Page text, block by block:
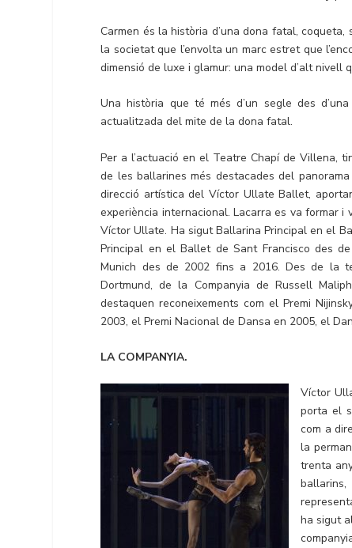
Carmen és la història d’una dona fatal,
la societat que l’envolta un marc estret que
dimensió de luxe i glamur: una model d’alt nivell
Una història que té més d’un segle des
actualitzada del mite de la dona fatal.
Per a l’actuació en el Teatre Chapí de Villena,
de les ballarines més destacades del
direcció artística del Víctor Ullate Ballet,
experiència internacional. Lacarra es va formar
Víctor Ullate. Ha sigut Ballarina Principal en el
Principal en el Ballet de Sant Francisco des
Munich des de 2002 fins a 2016. Des de la
Dortmund, de la Companyia de Russell
destaquen reconeixements com el Premi
2003, el Premi Nacional de Dansa en 2005, el
LA COMPANYIA.
Víctor
porta el
com a
la
trenta
ha sigut